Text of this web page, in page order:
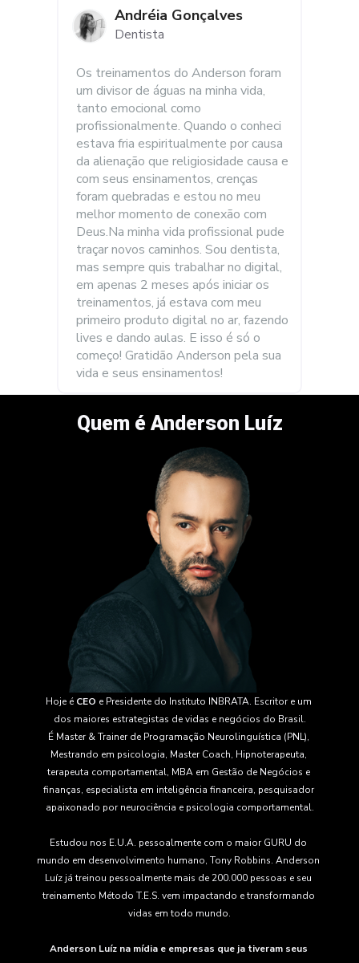
Andréia Gonçalves
Dentista
Os treinamentos do Anderson foram
um divisor de águas na minha vida,
tanto emocional como
profissionalmente. Quando o conheci
estava fria espiritualmente por causa
da alienação que religiosidade causa e
com seus ensinamentos, crenças
foram quebradas e estou no meu
melhor momento de conexão com
Deus.Na minha vida profissional pude
traçar novos caminhos. Sou dentista,
mas sempre quis trabalhar no digital,
em apenas 2 meses após iniciar os
treinamentos, já estava com meu
primeiro produto digital no ar, fazendo
lives e dando aulas. E isso é só o
começo! Gratidão Anderson pela sua
vida e seus ensinamentos!
Quem é Anderson Luíz
Hoje é CEO e Presidente do Instituto INBRATA. Escritor e um
dos maiores estrategistas de vidas e negócios do Brasil.
É Master & Trainer de Programação Neurolinguística (PNL),
Mestrando em psicologia, Master Coach, Hipnoterapeuta,
terapeuta comportamental, MBA em Gestão de Negócios e
finanças, especialista em inteligência financeira, pesquisador
apaixonado por neurociência e psicologia comportamental.
Estudou nos E.U.A. pessoalmente com o maior GURU do
mundo em desenvolvimento humano, Tony Robbins. Anderson
Luíz já treinou pessoalmente mais de 200.000 pessoas e seu
treinamento Método T.E.S. vem impactando e transformando
vidas em todo mundo.
Anderson Luíz na mídia e empresas que ja tiveram seus